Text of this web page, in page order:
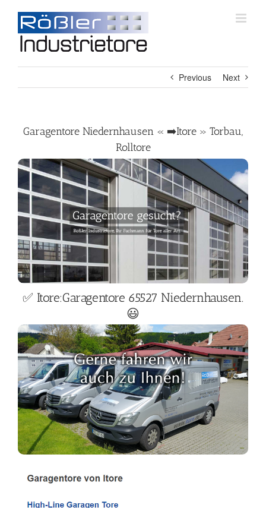
content
Previous Next
Garagentore Niedernhausen « ➡️Itore » Torbau,
Rolltore
✅ Itore:Garagentore 65527 Niedernhausen.
😃